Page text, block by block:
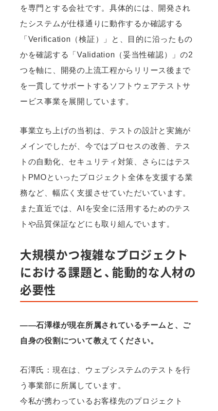
を専門とする会社です。具体的には、開発され
たシステムが仕様通りに動作するか確認する
「Verification（検証）」と、目的に沿ったもの
かを確認する「Validation（妥当性確認）」の2
つを軸に、開発の上流工程からリリース後まで
を一貫してサポートするソフトウェアテストサ
ービス事業を展開しています。
事業立ち上げの当初は、テストの設計と実施が
メインでしたが、今ではプロセスの改善、テス
トの自動化、セキュリティ対策、さらにはテス
トPMOといったプロジェクト全体を支援する業
務など、幅広く支援させていただいています。
また直近では、AIを安全に活用するためのテス
トや品質保証などにも取り組んでいます。
大規模かつ複雑なプロジェクト
における課題と、能動的な人材の
必要性
——石澤様が現在所属されているチームと、ご
自身の役割について教えてください。
石澤氏：現在は、ウェブシステムのテストを行
う事業部に所属しています。
今私が携わっているお客様先のプロジェクト